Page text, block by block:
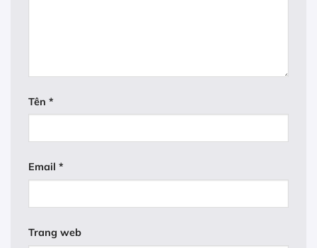
Tên *
Email *
Trang web